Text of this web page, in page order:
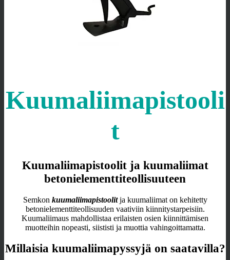
Kuumaliimapistooli
t
Kuumaliimapistoolit ja kuumaliimat
betonielementtiteollisuuteen
Semkon kuumaliimapistoolit ja kuumaliimat on kehitetty
betonielementtiteollisuuden vaativiin kiinnitystarpeisiin.
Kuumaliimaus mahdollistaa erilaisten osien kiinnittämisen
muotteihin nopeasti, siististi ja muottia vahingoittamatta.
Millaisia kuumaliimapyssyjä on saatavilla?